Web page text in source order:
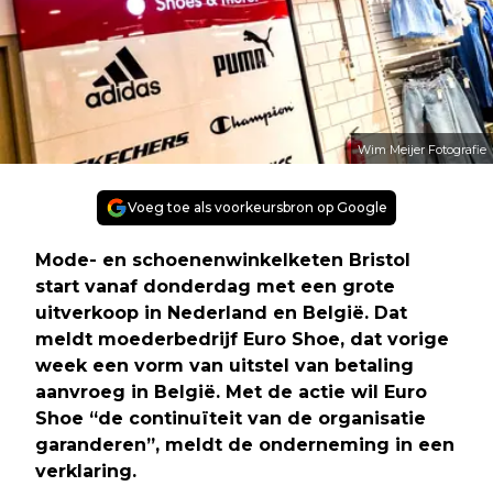
Wim Meijer Fotografie
Voeg toe als voorkeursbron op Google
Mode- en schoenenwinkelketen Bristol
start vanaf donderdag met een grote
uitverkoop in Nederland en België. Dat
meldt moederbedrijf Euro Shoe, dat vorige
week een vorm van uitstel van betaling
aanvroeg in België. Met de actie wil Euro
Shoe “de continuïteit van de organisatie
garanderen”, meldt de onderneming in een
verklaring.